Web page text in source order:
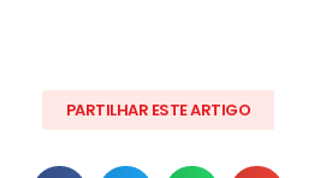
PARTILHAR ESTE ARTIGO